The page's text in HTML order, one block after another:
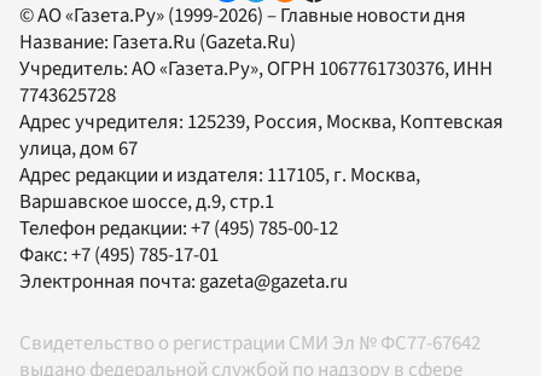
© АО «Газета.Ру» (1999-2026) – Главные новости дня
Название: Газета.Ru (Gazeta.Ru)
Учредитель:АО «Газета.Ру», ОГРН 1067761730376, ИНН
7743625728
Адрес учредителя: 125239, Россия, Москва, Коптевская
улица, дом 67
Адрес редакции и издателя: 117105, г. Москва,
Варшавское шоссе, д.9, стр.1
Телефон редакции:+7 (495) 785-00-12
Факс:+7 (495) 785-17-01
Электронная почта:gazeta@gazeta.ru
Свидетельство о регистрации СМИ Эл № ФС77-67642
выдано федеральной службой по надзору в сфере